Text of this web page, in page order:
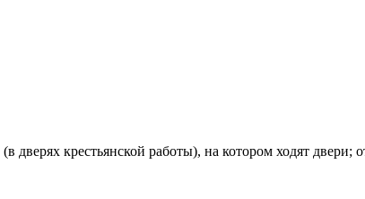
дверях крестьянской работы), на котором ходят двери;